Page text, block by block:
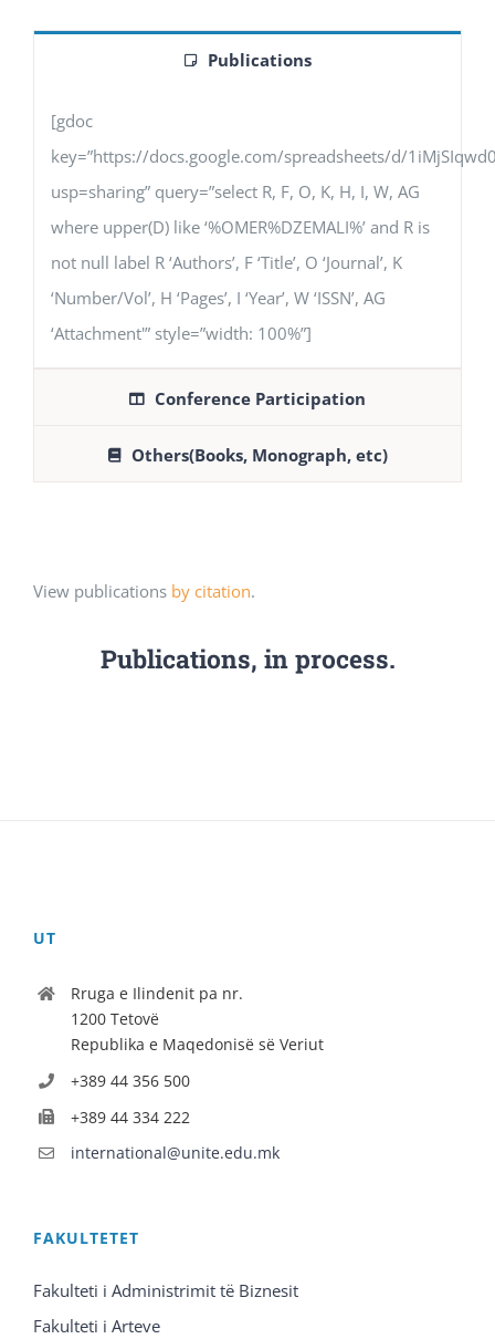
Publications
[gdoc
key=”https://docs.google.com/spreadsheets/d/
usp=sharing” query=”select R, F, O, K, H, I, W, AG
where upper(D) like ‘%OMER%DZEMALI%’ and R is
not null label R ‘Authors’, F ‘Title’, O ‘Journal’, K
‘Number/Vol’, H ‘Pages’, I ‘Year’, W ‘ISSN’, AG
‘Attachment'” style=”width: 100%”]
Conference Participation
Others(Books, Monograph, etc)
View publications by citation.
Publications, in process.
UT
Rruga e Ilindenit pa nr.
1200 Tetovë
Republika e Maqedonisë së Veriut
+389 44 356 500
+389 44 334 222
international@unite.edu.mk
FAKULTETET
Fakulteti i Administrimit të Biznesit
Fakulteti i Arteve